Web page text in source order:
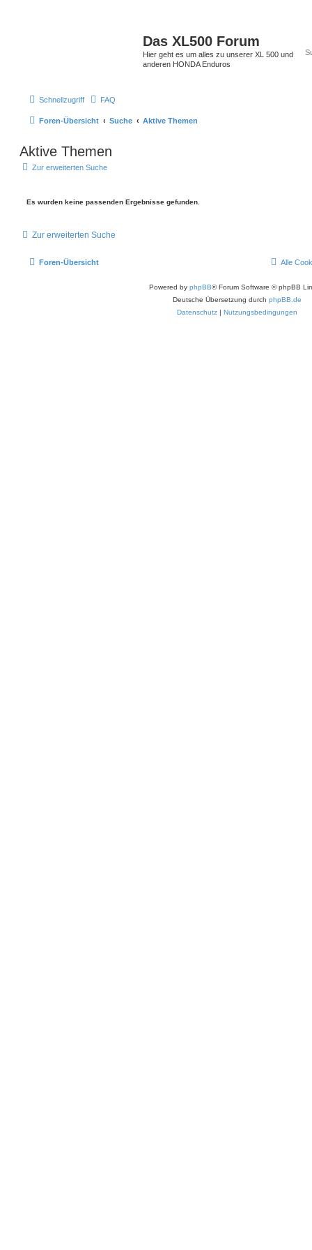
Das XL500 Forum
Hier geht es um alles zu unserer XL 500 und
anderen HONDA Enduros
Schnellzugriff FAQ
Foren-Übersicht Suche Aktive Themen
Aktive Themen
Zur erweiterten Suche
Es wurden keine passenden Ergebnisse gefunden.
Zur erweiterten Suche
Foren-Übersicht Alle
Powered by phpBB® Forum Software © phpBB
Deutsche Übersetzung durch phpBB.de
Datenschutz | Nutzungsbedingungen